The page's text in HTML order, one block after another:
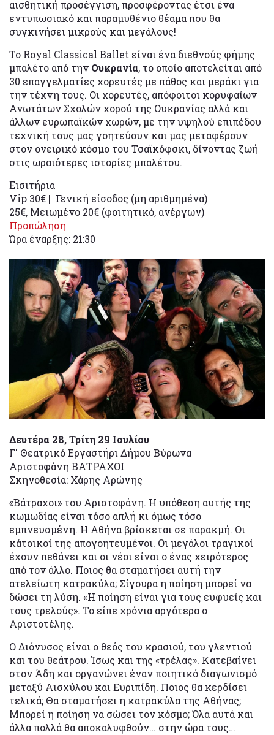
αισθητική προσέγγιση, προσφέροντας έτσι ένα
εντυπωσιακό και παραμυθένιο θέαμα που θα
συγκινήσει μικρούς και μεγάλους!
Το Royal Classical Ballet είναι ένα διεθνούς φήμης
μπαλέτο από την Ουκρανία, το οποίο αποτελείται από
30 επαγγελματίες χορευτές με πάθος και μεράκι για
την τέχνη τους. Οι χορευτές, απόφοιτοι κορυφαίων
Ανωτάτων Σχολών χορού της Ουκρανίας αλλά και
άλλων ευρωπαϊκών χωρών, με την υψηλού επιπέδου
τεχνική τους μας γοητεύουν και μας μεταφέρουν
στον ονειρικό κόσμο του Τσαϊκόφσκι, δίνοντας ζωή
στις ωραιότερες ιστορίες μπαλέτου.
Εισιτήρια
Vip 30€ | Γενική είσοδος (μη αριθμημένα)
25€, Μειωμένο 20€ (φοιτητικό, ανέργων)
Προπώληση
Ώρα έναρξης: 21:30
Δευτέρα 28, Τρίτη 29 Ιουλίου
Γ' Θεατρικό Εργαστήρι Δήμου Βύρωνα
Αριστοφάνη ΒΑΤΡΑΧΟΙ
Σκηνοθεσία: Χάρης Αρώνης
«Βάτραχοι» του Αριστοφάνη. Η υπόθεση αυτής της
κωμωδίας είναι τόσο απλή κι όμως τόσο
εμπνευσμένη. Η Αθήνα βρίσκεται σε παρακμή. Οι
κάτοικοί της απογοητευμένοι. Οι μεγάλοι τραγικοί
έχουν πεθάνει και οι νέοι είναι ο ένας χειρότερος
από τον άλλο. Ποιος θα σταματήσει αυτή την
ατελείωτη κατρακύλα; Σίγουρα η ποίηση μπορεί να
δώσει τη λύση. «Η ποίηση είναι για τους ευφυείς και
τους τρελούς». Το είπε χρόνια αργότερα ο
Αριστοτέλης.
Ο Διόνυσος είναι ο θεός του κρασιού, του γλεντιού
και του θεάτρου. Ίσως και της «τρέλας». Κατεβαίνει
στον Άδη και οργανώνει έναν ποιητικό διαγωνισμό
μεταξύ Αισχύλου και Ευριπίδη. Ποιος θα κερδίσει
τελικά; Θα σταματήσει η κατρακύλα της Αθήνας;
Μπορεί η ποίηση να σώσει τον κόσμο; Όλα αυτά και
άλλα πολλά θα αποκαλυφθούν… στην ώρα τους…